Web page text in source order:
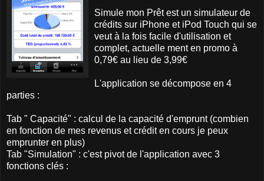
Simule mon Prêt est un simulateur de
crédits sur iPhone et iPod Touch qui se
veut à la fois facile d'utilisation et
complet, actuelle ment en promo à
0,79€ au lieu de 3,99€
L'application se décompose en 4
parties :
Tab " Capacité" : calcul de la capacité d'emprunt (combien
en fonction de mes revenus et crédit en cours je peux
emprunter en plus)
Tab "Simulation" : c'est pivot de l'application avec 3
fonctions clés :